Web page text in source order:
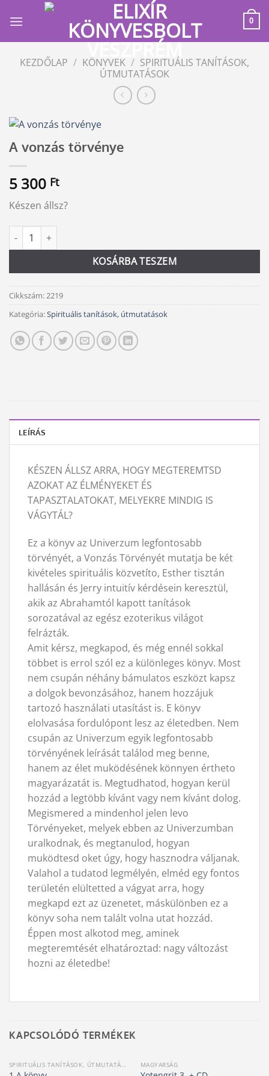
0
KEZDŐLAP / KÖNYVEK / SPIRITUÁLIS TANÍTÁSOK,
ÚTMUTATÁSOK
A vonzás törvénye
5 300 Ft
Készen állsz?
A vonzás törvénye mennyiség
KOSÁRBA TESZEM
Alternative:
Cikkszám:2219
Kategória:Spirituális tanítások, útmutatások
LEÍRÁS
KÉSZEN ÁLLSZ ARRA, HOGY MEGTEREMTSD
AZOKAT AZ ÉLMÉNYEKET ÉS
TAPASZTALATOKAT, MELYEKRE MINDIG IS
VÁGYTÁL?
Ez a könyv az Univerzum legfontosabb
törvényét, a Vonzás Törvényét mutatja be két
kivételes spirituális közvetíto, Esther tisztán
hallásán és Jerry intuitív kérdésein keresztül,
akik az Abrahamtól kapott tanítások
sorozatával az egész ezoterikus világot
felrázták.
Amit kérsz, megkapod, és még ennél sokkal
többet is errol szól ez a különleges könyv. Most
nem csupán néhány bámulatos eszközt kapsz
a dolgok bevonzásához, hanem hozzájuk
tartozó használati utasítást is. E könyv
elolvasása fordulópont lesz az életedben. Nem
csupán az Univerzum egyik legfontosabb
törvényének leírását találod meg benne,
hanem az élet muködésének könnyen értheto
magyarázatát is. Megtudhatod, hogyan kerül
hozzád a legtöbb kívánt vagy nem kívánt dolog.
Megismered a mindenhol jelen levo
Törvényeket, melyek ebben az Univerzumban
uralkodnak, és megtanulod, hogyan
muködtesd oket úgy, hogy hasznodra váljanak.
Valahol a tudatod legmélyén, elméd egy fontos
területén elültetted a vágyat arra, hogy
megkapd ezt az üzenetet, máskülönben ez a
könyv soha nem talált volna utat hozzád.
Éppen most alkotod meg, aminek
megteremtését elhatároztad: nagy változást
hozni az életedbe!
KAPCSOLÓDÓ TERMÉKEK
SPIRITUÁLIS TANÍTÁSOK, ÚTMUTATÁSOK MAGYARSÁG